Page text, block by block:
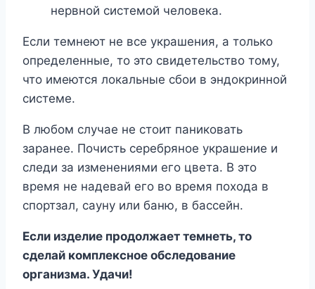
нервной системой человека.
Если темнеют не все украшения, а только
определенные, то это свидетельство тому,
что имеются локальные сбои в эндокринной
системе.
В любом случае не стоит паниковать
заранее. Почисть серебряное украшение и
следи за изменениями его цвета. В это
время не надевай его во время похода в
спортзал, сауну или баню, в бассейн.
Если изделие продолжает темнеть, то
сделай комплексное обследование
организма. Удачи!